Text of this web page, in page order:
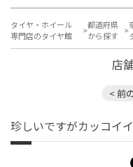
タイヤ・ホイール
専門店のタイヤ館
都道府県
から探す
店
< 前
珍しいですがカッコイイ